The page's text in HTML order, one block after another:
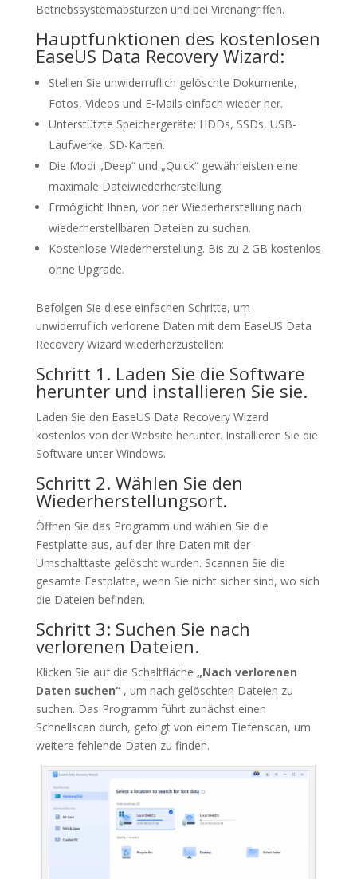
Betriebssystemabstürzen und bei Virenangriffen.
Hauptfunktionen des kostenlosen
EaseUS Data Recovery Wizard:
Stellen Sie unwiderruflich gelöschte Dokumente,
Fotos, Videos und E-Mails einfach wieder her.
Unterstützte Speichergeräte: HDDs, SSDs, USB-
Laufwerke, SD-Karten.
Die Modi „Deep“ und „Quick“ gewährleisten eine
maximale Dateiwiederherstellung.
Ermöglicht Ihnen, vor der Wiederherstellung nach
wiederherstellbaren Dateien zu suchen.
Kostenlose Wiederherstellung. Bis zu 2 GB kostenlos
ohne Upgrade.
Befolgen Sie diese einfachen Schritte, um
unwiderruflich verlorene Daten mit dem EaseUS Data
Recovery Wizard wiederherzustellen:
Schritt 1. Laden Sie die Software
herunter und installieren Sie sie.
Laden Sie den EaseUS Data Recovery Wizard
kostenlos von der Website herunter. Installieren Sie die
Software unter Windows.
Schritt 2. Wählen Sie den
Wiederherstellungsort.
Öffnen Sie das Programm und wählen Sie die
Festplatte aus, auf der Ihre Daten mit der
Umschalttaste gelöscht wurden. Scannen Sie die
gesamte Festplatte, wenn Sie nicht sicher sind, wo sich
die Dateien befinden.
Schritt 3: Suchen Sie nach
verlorenen Dateien.
Klicken Sie auf die Schaltfläche „Nach verlorenen
Daten suchen“ , um nach gelöschten Dateien zu
suchen. Das Programm führt zunächst einen
Schnellscan durch, gefolgt von einem Tiefenscan, um
weitere fehlende Daten zu finden.